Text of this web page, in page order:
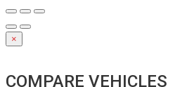
×
COMPARE VEHICLES